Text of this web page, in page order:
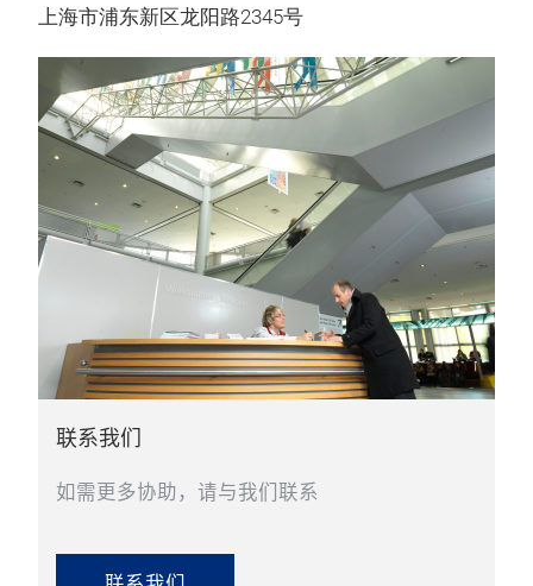
上海市浦东新区龙阳路2345号
联系我们
如需更多协助，请与我们联系